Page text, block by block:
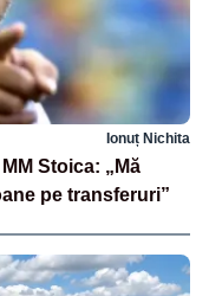
Ionuț Nichita
Stoica: „Mă
pe transferuri”